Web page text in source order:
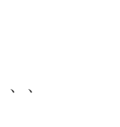
、